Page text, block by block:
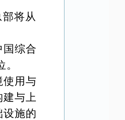
将从
国综合
使用与
与上
施的